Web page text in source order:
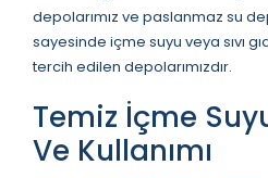
depolarımız ve paslanmaz su
sayesinde içme suyu veya sıvı
tercih edilen depolarımızdır.
Temiz İçme
Ve Kullanımı